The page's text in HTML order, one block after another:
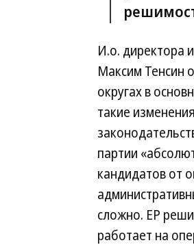
И.о. директора
Максим Тенсин
округах в
такие
партии
кандидатов от
сложно. ЕР
работает на